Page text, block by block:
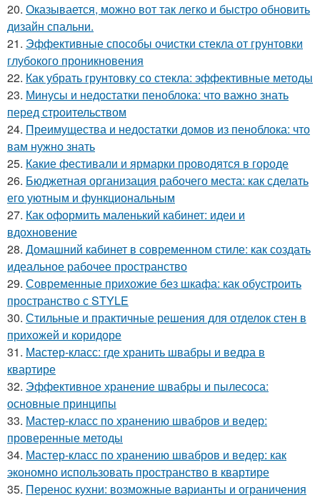
20. Оказывается, можно вот так легко и быстро обновить
дизайн спальни.
21. Эффективные способы очистки стекла от грунтовки
глубокого проникновения
22. Как убрать грунтовку со стекла: эффективные методы
23. Минусы и недостатки пеноблока: что важно знать
перед строительством
24. Преимущества и недостатки домов из пеноблока: что
вам нужно знать
25. Какие фестивали и ярмарки проводятся в городе
26. Бюджетная организация рабочего места: как сделать
его уютным и функциональным
27. Как оформить маленький кабинет: идеи и
вдохновение
28. Домашний кабинет в современном стиле: как создать
идеальное рабочее пространство
29. Современные прихожие без шкафа: как обустроить
пространство с STYLE
30. Стильные и практичные решения для отделок стен в
прихожей и коридоре
31. Мастер-класс: где хранить швабры и ведра в
квартире
32. Эффективное хранение швабры и пылесоса:
основные принципы
33. Мастер-класс по хранению швабров и ведер:
проверенные методы
34. Мастер-класс по хранению швабров и ведер: как
экономно использовать пространство в квартире
35. Перенос кухни: возможные варианты и ограничения